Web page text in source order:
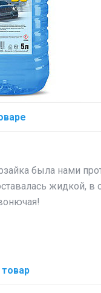
была нами
жидкой,